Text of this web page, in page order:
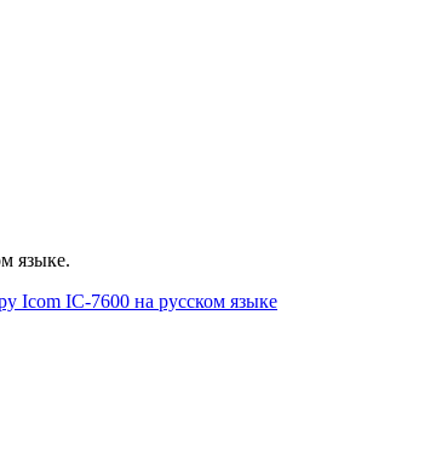
языке.
Icom IC-7600 на русском языке